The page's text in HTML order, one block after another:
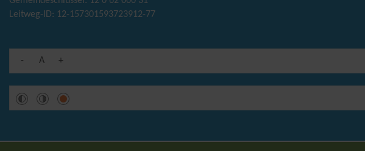
Leitweg-ID: 12-157301593723912-77
- A +